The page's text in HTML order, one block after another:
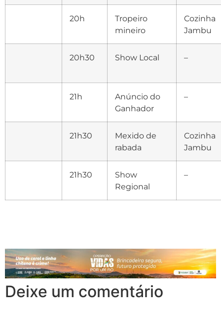
20h
Tropeiro
mineiro
Cozinha
Jambu
20h30 Show Local –
21h
Anúncio do
Ganhador
–
21h30
Mexido de
rabada
Cozinha
Jambu
21h30
Show
Regional
–
Deixe um comentário